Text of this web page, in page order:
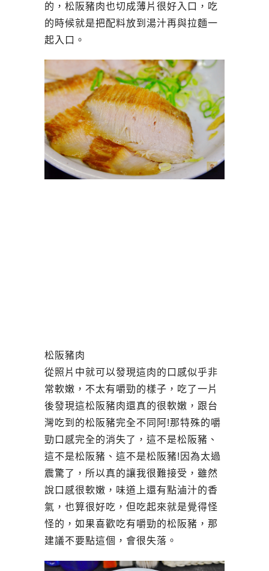
的，松阪豬肉也切成薄片很好入口，吃
的時候就是把配料放到湯汁再與拉麵一
起入口。
松阪豬肉
從照片中就可以發現這肉的口感似乎非
常軟嫩，不太有嚼勁的樣子，吃了一片
後發現這松阪豬肉還真的很軟嫩，跟台
灣吃到的松阪豬完全不同阿!那特殊的嚼
勁口感完全的消失了，這不是松阪豬、
這不是松阪豬、這不是松阪豬!因為太過
震驚了，所以真的讓我很難接受，雖然
說口感很軟嫩，味道上還有點滷汁的香
氣，也算很好吃，但吃起來就是覺得怪
怪的，如果喜歡吃有嚼勁的松阪豬，那
建議不要點這個，會很失落。